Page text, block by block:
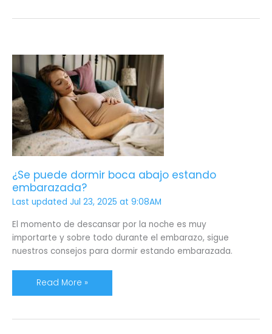
¿Se puede dormir boca abajo estando
embarazada?
Last updated Jul 23, 2025 at 9:08AM
El momento de descansar por la noche es muy
importarte y sobre todo durante el embarazo, sigue
nuestros consejos para dormir estando embarazada.
puede
dormir
boca
abajo
estando
embarazada?
Read More »